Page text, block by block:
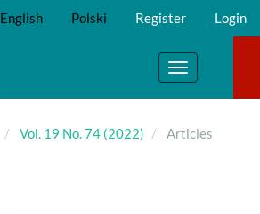
English Polski Register Login
Toggle
navigation
Vol. 19 No. 74 (2022) Articles